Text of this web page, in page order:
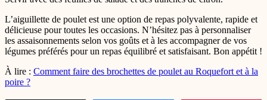
L’aiguillette de poulet est une option de repas polyvalente, rapide et
délicieuse pour toutes les occasions. N’hésitez pas à personnaliser
les assaisonnements selon vos goûts et à les accompagner de vos
légumes préférés pour un repas équilibré et satisfaisant. Bon appétit !
À lire : Comment faire des brochettes de poulet au Roquefort et à la
poire ?